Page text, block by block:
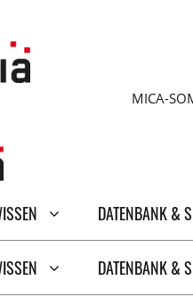
MICA-
DATENBANK &
DATENBANK &